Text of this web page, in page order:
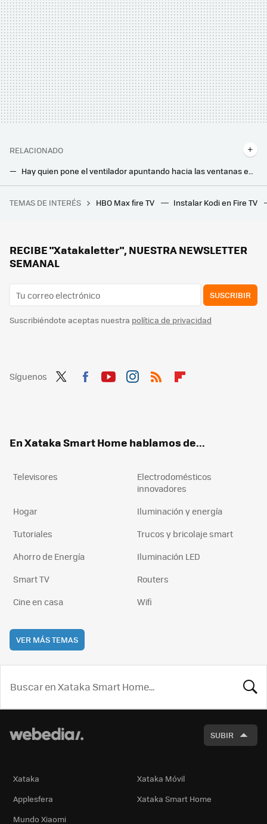
RELACIONADO
Hay quien pone el ventilador apuntando hacia las ventanas en vez de hacia ellos. Parece una locura, pero a veces tiene todo el sentido
Unos científicos españoles quieren salvar al planeta con un plan alocado: rellenar de agua el mar de Aral para capturar CO2
TEMAS DE INTERÉS HBO Max fire TV Instalar Kodi en Fire TV
RECIBE "Xatakaletter", NUESTRA NEWSLETTER
SEMANAL
SUSCRIBIR
Suscribiéndote aceptas nuestra política de privacidad
Síguenos
En Xataka Smart Home hablamos de...
Televisores
Electrodomésticos
innovadores
Hogar
Iluminación y energía
Tutoriales
Trucos y bricolaje smart
Ahorro de Energía
Iluminación LED
Smart TV
Routers
Cine en casa
Wifi
VER MÁS TEMAS
SUBIR
Xataka
Xataka Móvil
Applesfera
Xataka Smart Home
Mundo Xiaomi